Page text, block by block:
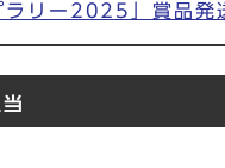
ラリー2025」賞品発